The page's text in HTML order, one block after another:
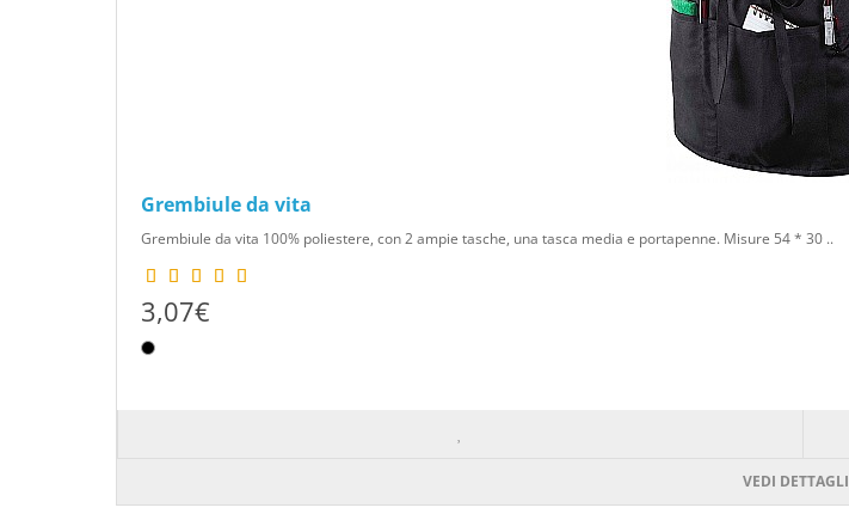
Grembiule da vita
Grembiule da vita 100% poliestere, con 2 ampie tasche, una tasca media e portapenne. Misure 54 * 30 ..
3,07€
VEDI DETTAGLI